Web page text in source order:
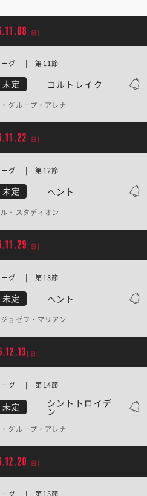
[日]
未定 コルトレイク
ーグ | 第11節
グループ・アレナ
[日]
未定 ヘント
ーグ | 第12節
・スタディオン
[日]
未定 ヘント
ーグ | 第13節
ョゼフ・マリアン
[日]
未定 シントトロイデ
ン
ーグ | 第14節
グループ・アレナ
[日]